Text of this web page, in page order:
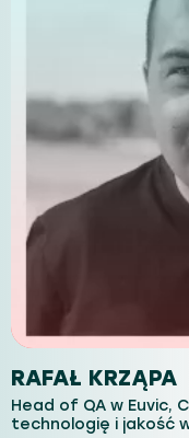
RAFAŁ KRZĄPA
Head of QA w Euvic,
technologię i jakość